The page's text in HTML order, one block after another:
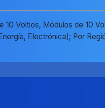
Voltios, Módulos de 10
Electrónica); Por